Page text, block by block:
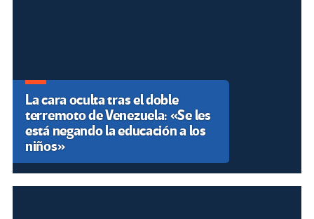
La cara oculta tras el doble
terremoto de Venezuela: «Se les
está negando la educación a los
niños»